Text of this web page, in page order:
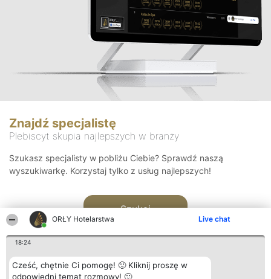
ORŁY Hotelarstwa Live chat
18:24
Cześć, chętnie Ci pomogę! 🙂 Kliknij proszę w
odpowiedni temat rozmowy! 🙂
Znajdź specjalistę
Plebiscyt skupia najlepszych w branży
Szukasz specjalisty w pobliżu Ciebie? Sprawdź naszą
wyszukiwarkę. Korzystaj tylko z usług najlepszych!
Szukaj